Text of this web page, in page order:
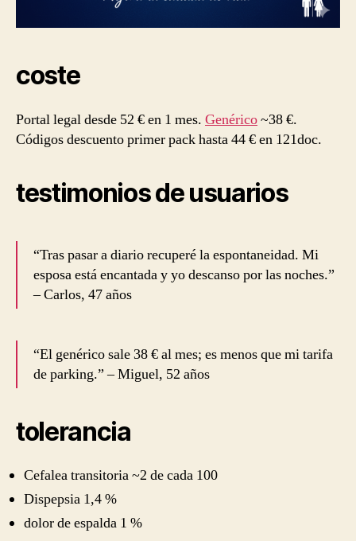
coste
Portal legal desde 52 € en 1 mes. Genérico~38 €.
Códigos descuento primer pack hasta 44 € en 121doc.
testimonios de usuarios
“Tras pasar a diario recuperé la espontaneidad. Mi
esposa está encantada y yo descanso por las noches.”
– Carlos, 47 años
“El genérico sale 38 € al mes; es menos que mi tarifa
de parking.” – Miguel, 52 años
tolerancia
Cefalea transitoria ~2 de cada 100
Dispepsia 1,4 %
dolor de espalda 1 %